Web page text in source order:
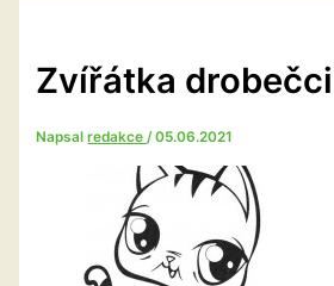
Zvířátka drobečci
Napsalredakce/05.06.2021